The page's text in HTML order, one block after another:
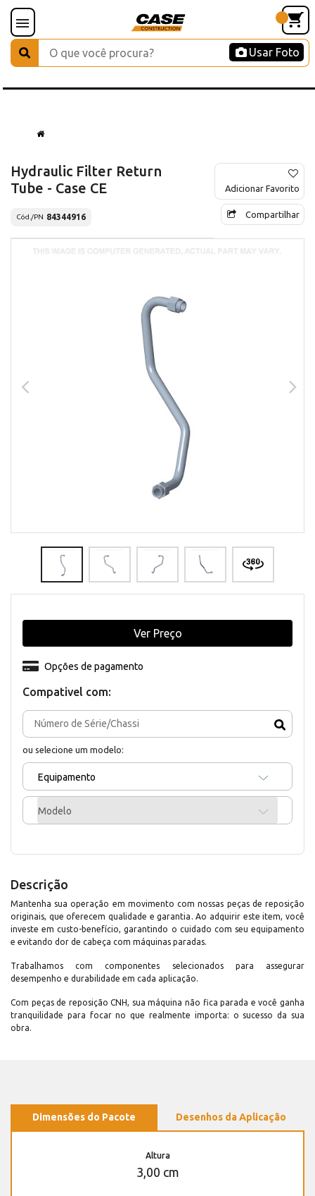
Usar Foto
Hydraulic Filter Return
Tube - Case CE
Cód./PN 84344916
Adicionar Favorito
Compartilhar
Compativel com:
ou selecione um modelo:
Equipamento
Modelo
Opções de pagamento
Ver Preço
Descrição
Mantenha sua operação em movimento com nossas peças de reposição
originais, que oferecem qualidade e garantia. Ao adquirir este item, você
investe em custo-benefício, garantindo o cuidado com seu equipamento
e evitando dor de cabeça com máquinas paradas.
Trabalhamos com componentes selecionados para assegurar
desempenho e durabilidade em cada aplicação.
Com peças de reposição CNH, sua máquina não fica parada e você ganha
tranquilidade para focar no que realmente importa: o sucesso da sua
obra.
Dimensões do Pacote Desenhos da Aplicação
Altura
3,00 cm